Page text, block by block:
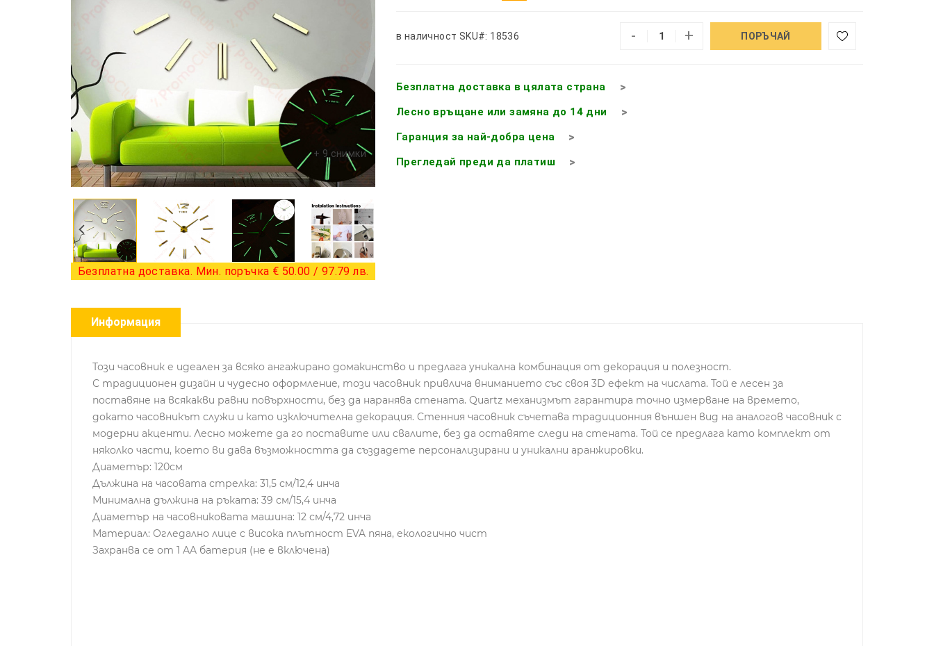
+ 9 снимки
Безплатна доставка. Мин. поръчка € 50.00 / 97.79 лв.
в наличност SKU#: 18536 - + ПОРЪЧАЙ
Безплатна доставка в цялата страна
Лесно връщане или замяна до 14 дни
Гаранция за най-добра цена
Прегледай преди да платиш
Информация
Този часовник е идеален за всяко ангажирано домакинство и предлага уникална комбинация от декорация и полезност.
С традиционен дизайн и чудесно оформление, този часовник привлича вниманието със своя 3D ефект на числата. Той е лесен за
поставяне на всякакви равни повърхности, без да наранява стената. Quartz механизмът гарантира точно измерване на времето,
докато часовникът служи и като изключителна декорация. Стенния часовник съчетава традиционния външен вид на аналогов часовник с
модерни акценти. Лесно можете да го поставите или свалите, без да оставяте следи на стената. Той се предлага като комплект от
няколко части, което ви дава възможността да създадете персонализирани и уникални аранжировки.
Диаметър: 120см
Дължина на часовата стрелка: 31,5 см/12,4 инча
Минимална дължина на ръката: 39 см/15,4 инча
Диаметър на часовниковата машина: 12 см/4,72 инча
Материал: Огледално лице с висока плътност EVA пяна, екологично чист
Захранва се от 1 AA батерия (не е включена)